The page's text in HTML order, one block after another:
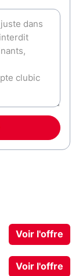
Voir l'offre
Voir l'offre